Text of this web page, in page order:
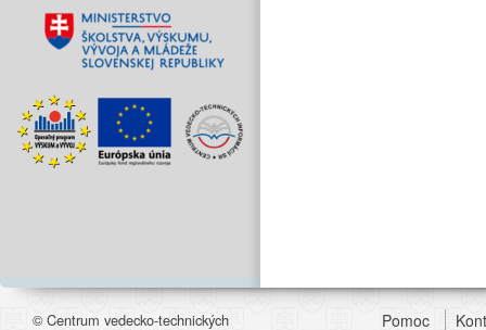
© Centrum vedecko-technických
Pomoc